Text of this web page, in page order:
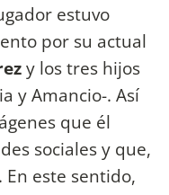
estuvo
por su actual
y los tres hijos
y Amancio-. Así
que él
sociales y que,
este sentido,